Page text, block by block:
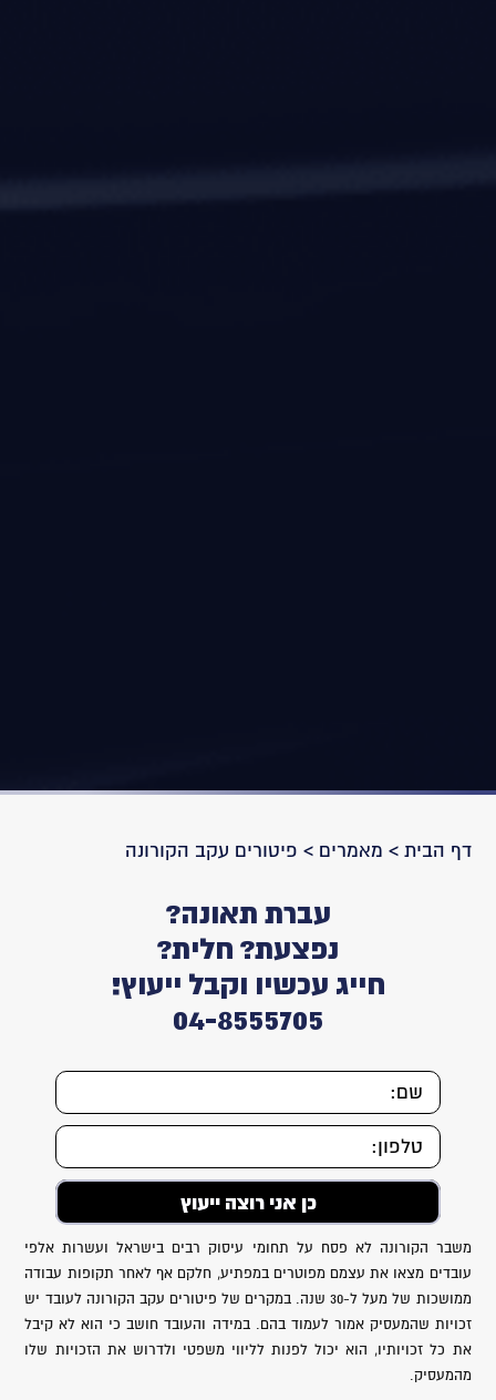
דף הבית > מאמרים > פיטורים עקב הקורונה
עברת תאונה?
נפצעת? חלית?
חייג עכשיו וקבל ייעוץ!
04-8555705
משבר הקורונה לא פסח על תחומי עיסוק רבים בישראל ועשרות אלפי
עובדים מצאו את עצמם מפוטרים במפתיע, חלקם אף לאחר תקופות עבודה
ממושכות של מעל ל-30 שנה. במקרים של פיטורים עקב הקורונה לעובד יש
זכויות שהמעסיק אמור לעמוד בהם. במידה והעובד חושב כי הוא לא קיבל
את כל זכויותיו, הוא יכול לפנות לליווי משפטי ולדרוש את הזכויות שלו
מהמעסיק.